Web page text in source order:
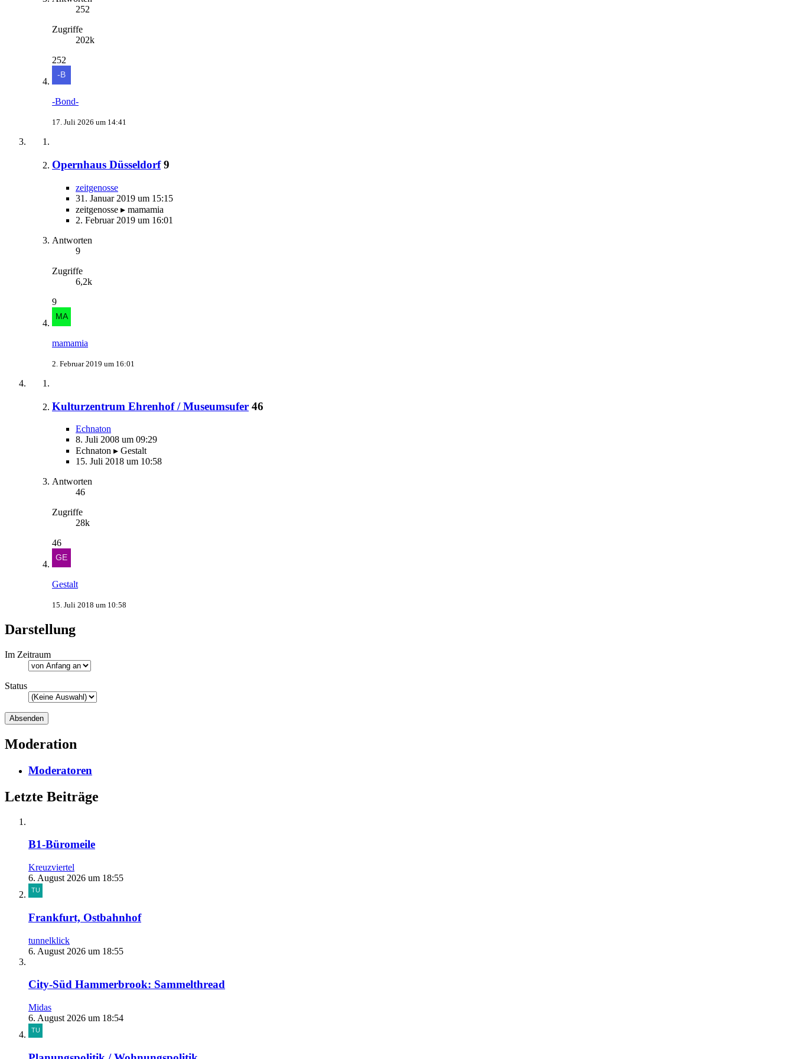
252
Zugriffe
202k
252
-Bond-
17. Juli 2026 um 14:41
Opernhaus Düsseldorf 9
zeitgenosse
31. Januar 2019 um 15:15
zeitgenosse ▸ mamamia
2. Februar 2019 um 16:01
Antworten
9
Zugriffe
6,2k
9
mamamia
2. Februar 2019 um 16:01
Kulturzentrum Ehrenhof / Museumsufer 46
Echnaton
8. Juli 2008 um 09:29
Echnaton ▸ Gestalt
15. Juli 2018 um 10:58
Antworten
46
Zugriffe
28k
46
Gestalt
15. Juli 2018 um 10:58
Darstellung
Im Zeitraum
Status
Moderation
Moderatoren
Letzte Beiträge
B1-Büromeile
Kreuzviertel
6. August 2026 um 18:55
Frankfurt, Ostbahnhof
tunnelklick
6. August 2026 um 18:55
City-Süd Hammerbrook: Sammelthread
Midas
6. August 2026 um 18:54